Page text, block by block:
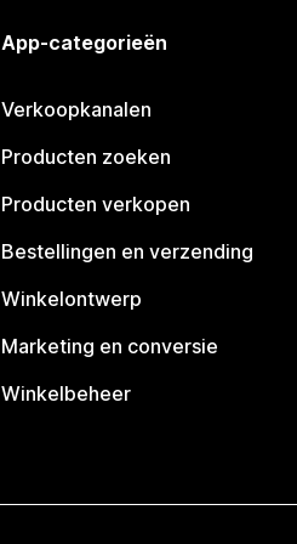
App-categorieën
Verkoopkanalen
Producten zoeken
Producten verkopen
Bestellingen en verzending
Winkelontwerp
Marketing en conversie
Winkelbeheer